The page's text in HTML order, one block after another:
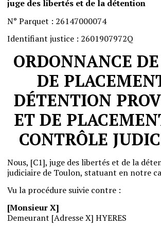
juge des libertés et de la détention
N° Parquet : 26147000074
Identifiant justice : 2601907972Q
ORDONNANCE DE
DE
DÉTENTION
ET DE
CONTRÔLE
Nous, [C1], juge deslibertés et dela
judiciaire de Toulon, statuant en notre
Vula procédure suivie contre :
[Monsieur X]
Demeurant [Adresse X] HYERES